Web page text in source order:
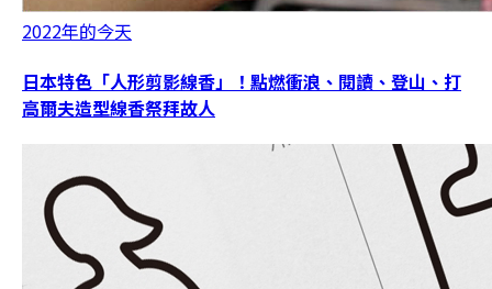
2022年的今天
日本特色「人形剪影線香」！點燃衝浪、閱讀、登山、打
高爾夫造型線香祭拜故人